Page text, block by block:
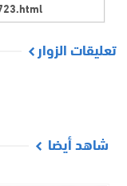
تعليقات الزوار
شاهد أيضا